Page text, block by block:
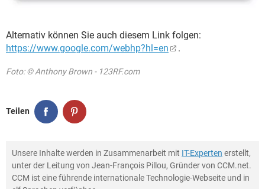
Alternativ können Sie auch diesem Link folgen:
https://www.google.com/webhp?hl=en
.
Foto: © Anthony Brown - 123RF.com
Teilen
Unsere Inhalte werden in Zusammenarbeit mit IT-Experten erstellt,
unter der Leitung von Jean-François Pillou, Gründer von CCM.net.
CCM ist eine führende internationale Technologie-Webseite und in